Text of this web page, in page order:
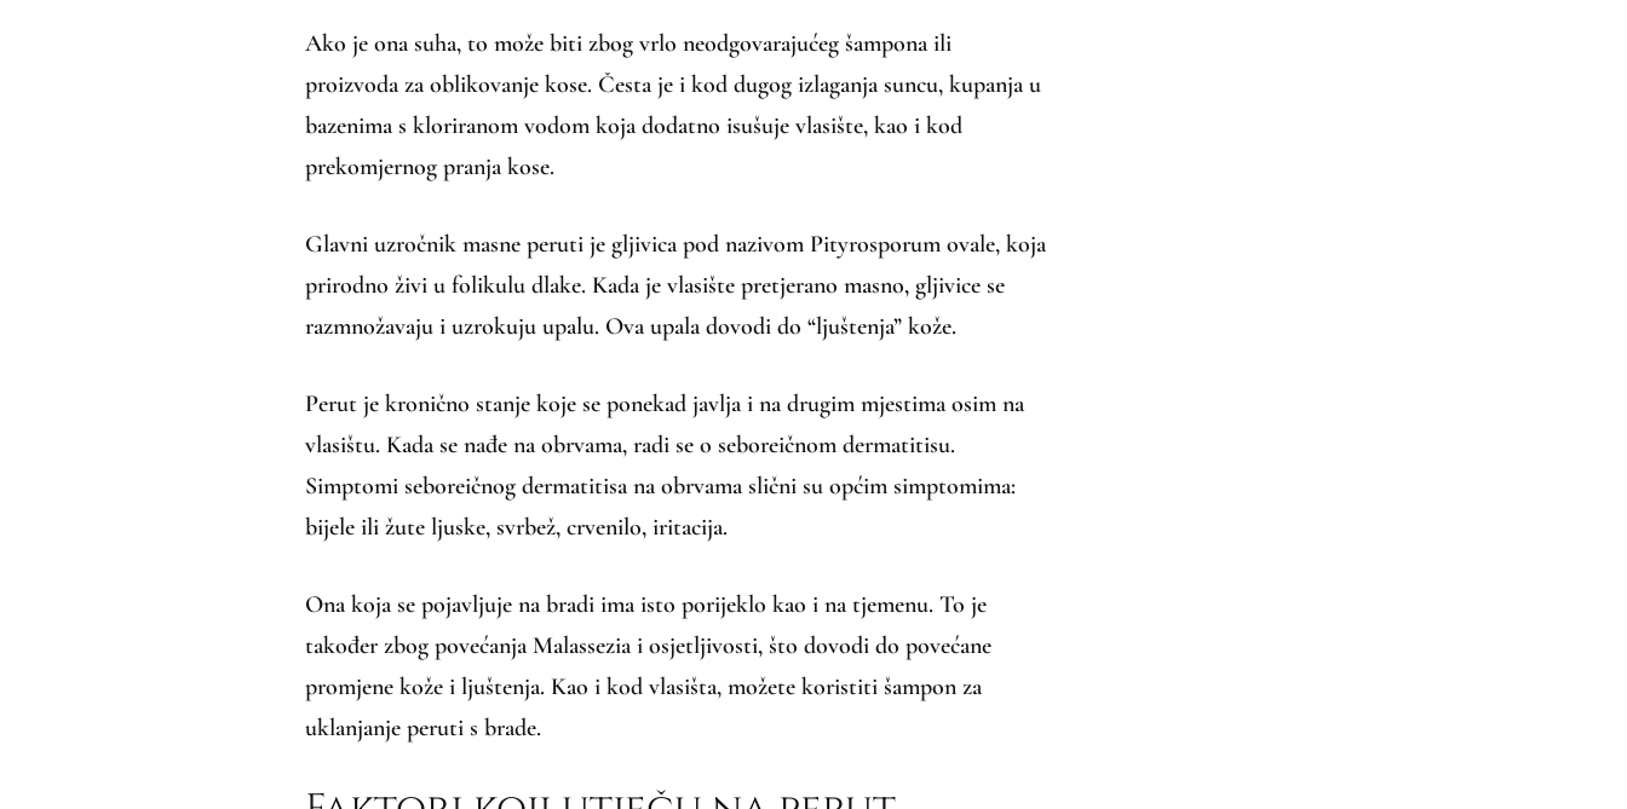
Ako je ona suha, to može biti zbog vrlo neodgovarajućeg šampona ili
proizvoda za oblikovanje kose. Česta je i kod dugog izlaganja suncu, kupanja u
bazenima s kloriranom vodom koja dodatno isušuje vlasište, kao i kod
prekomjernog pranja kose.
Glavni uzročnik masne peruti je gljivica pod nazivom Pityrosporum ovale, koja
prirodno živi u folikulu dlake. Kada je vlasište pretjerano masno, gljivice se
razmnožavaju i uzrokuju upalu. Ova upala dovodi do “ljuštenja” kože.
Perut je kronično stanje koje se ponekad javlja i na drugim mjestima osim na
vlasištu. Kada se nađe na obrvama, radi se o seboreičnom dermatitisu.
Simptomi seboreičnog dermatitisa na obrvama slični su općim simptomima:
bijele ili žute ljuske, svrbež, crvenilo, iritacija.
Ona koja se pojavljuje na bradi ima isto porijeklo kao i na tjemenu. To je
također zbog povećanja Malassezia i osjetljivosti, što dovodi do povećane
promjene kože i ljuštenja. Kao i kod vlasišta, možete koristiti šampon za
uklanjanje peruti s brade.